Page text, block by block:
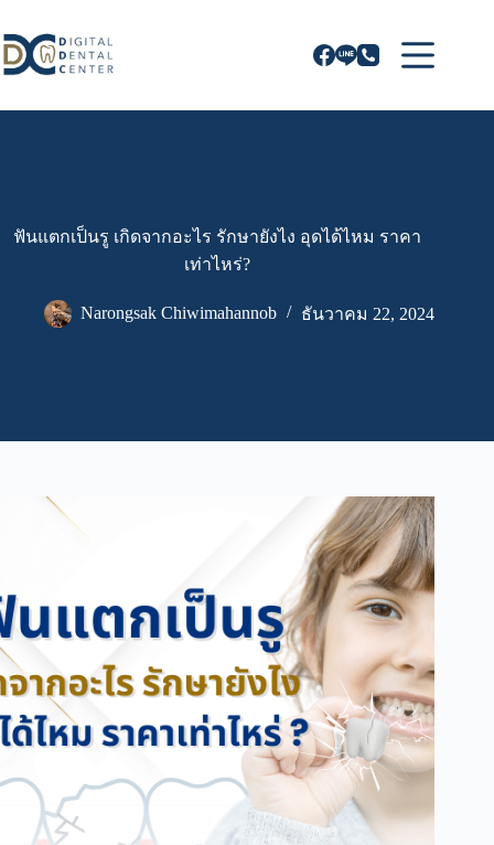
content
ฟันแตกเป็นรู เกิดจากอะไร รักษายังไง อุดได้ไหม ราคา
เท่าไหร่?
Narongsak Chiwimahannob ธันวาคม 22, 2024